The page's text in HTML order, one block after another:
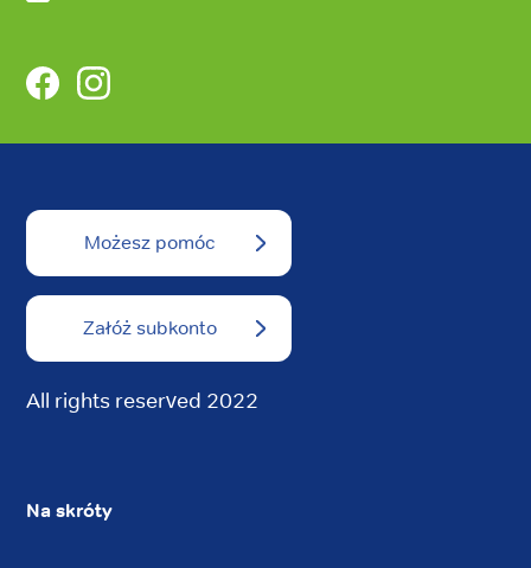
FacebookInstagram
Możesz pomóc
Załóż subkonto
All rights reserved 2022
Na skróty